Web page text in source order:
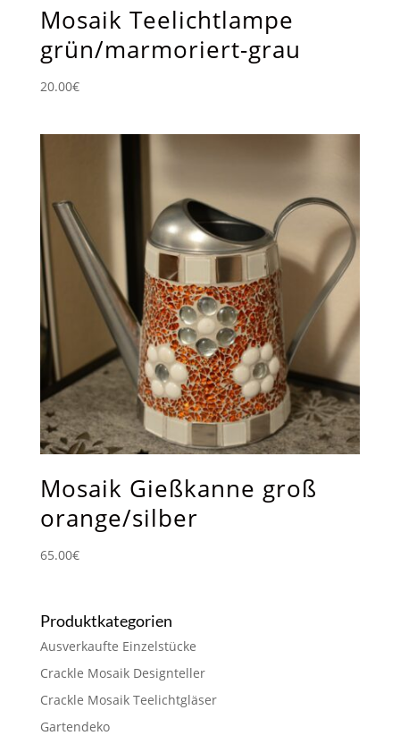
Mosaik Teelichtlampe
grün/marmoriert-grau
20.00€
Mosaik Gießkanne groß
orange/silber
65.00€
Produktkategorien
Ausverkaufte Einzelstücke
Crackle Mosaik Designteller
Crackle Mosaik Teelichtgläser
Gartendeko